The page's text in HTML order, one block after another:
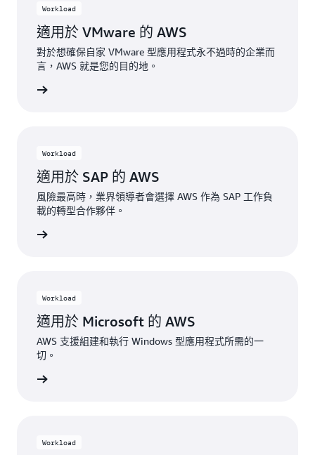
Workload
適用於 VMware 的 AWS
對於想確保自家 VMware 型應用程式永不過時的企業而
言，AWS 就是您的目的地。
Workload
適用於 SAP 的 AWS
風險最高時，業界領導者會選擇 AWS 作為 SAP 工作負
載的轉型合作夥伴。
Workload
適用於 Microsoft 的 AWS
AWS 支援組建和執行 Windows 型應用程式所需的一
切。
Workload